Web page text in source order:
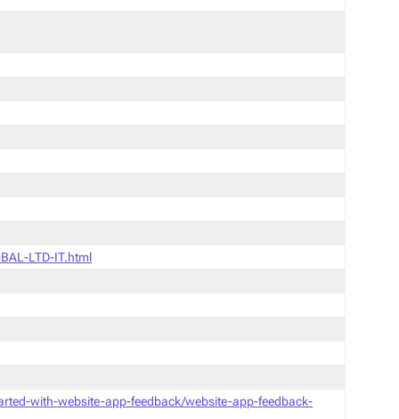
LTD-IT.html
with-website-app-feedback/website-app-feedback-